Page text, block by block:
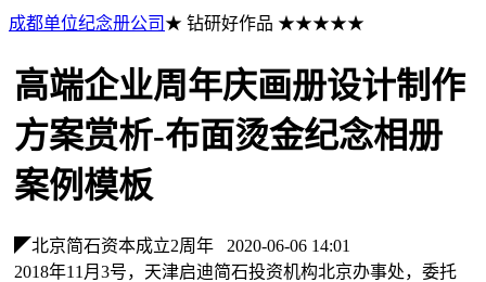
成都单位纪念册公司 ★ 钻研好作品 ★★★★★
高端企业周年庆画册设计制作
方案赏析-布面烫金纪念相册
案例模板
◤北京简石资本成立2周年
2020-06-06 14:01
2018年11月3号，天津启迪简石投资机构北京办事处，委托